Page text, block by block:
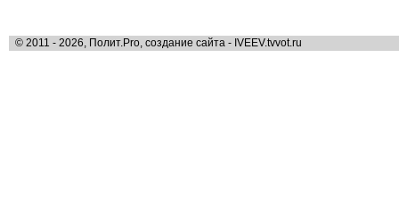
© 2011 - 2026, Полит.Pro, создание сайта - IVEEV.tvvot.ru